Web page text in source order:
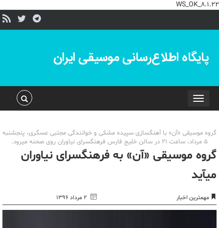
WS_OK_8.1.22
پایگاه اطلاع‌رسانی موسیقی ایران
Toggle
navigation
گروه موسیقی «آن» با آهنگسازی سپیده مشکی و خوانندگی مجتبی عسگری، پنج‎شنبه
5 مرداد، ساعت 21 در سالن خلیج فارس فرهنگسرای نیاوران روی صحنه می‎رود.
گروه موسیقی «آن» به فرهنگسرای نیاوران
می‎آید
مهمترین اخبار ۲ مرداد ۱۳۹۶